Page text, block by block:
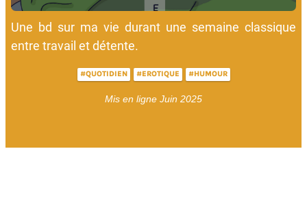
Une bd sur ma vie durant une semaine classique
entre travail et détente.
#QUOTIDIEN #EROTIQUE #HUMOUR
Mis en ligne Juin 2025